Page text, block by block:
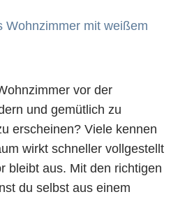
vor der
und gemütlich zu
erscheinen? Viele kennen
wirkt schneller vollgestellt
bleibt aus. Mit den richtigen
du selbst aus einem